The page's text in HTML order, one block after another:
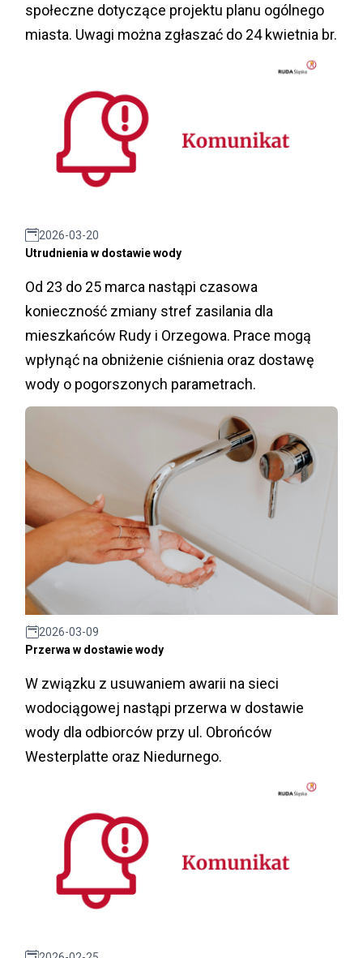
społeczne dotyczące projektu planu ogólnego
miasta. Uwagi można zgłaszać do 24 kwietnia br.
2026-03-20
Utrudnienia w dostawie wody
Od 23 do 25 marca nastąpi czasowa
konieczność zmiany stref zasilania dla
mieszkańców Rudy i Orzegowa. Prace mogą
wpłynąć na obniżenie ciśnienia oraz dostawę
wody o pogorszonych parametrach.
2026-03-09
Przerwa w dostawie wody
W związku z usuwaniem awarii na sieci
wodociągowej nastąpi przerwa w dostawie
wody dla odbiorców przy ul. Obrońców
Westerplatte oraz Niedurnego.